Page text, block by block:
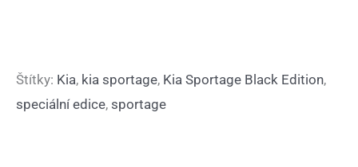
Štítky: Kia, kia sportage, Kia Sportage Black Edition,
speciální edice, sportage